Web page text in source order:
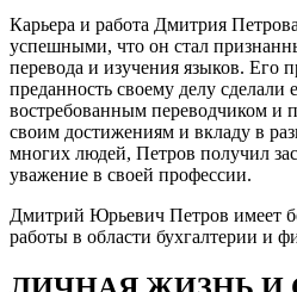
Карьера и работа Дмитрия
успешными, что он стал
перевода и изучения языков. Его
преданность своему делу сделали
востребованным переводчиком и
своим достижениям и вкладу в
многих людей, Петров получил
уважение в своей профессии.
Дмитрий Юрьевич Петров имеет
работы в области бухгалтерии и